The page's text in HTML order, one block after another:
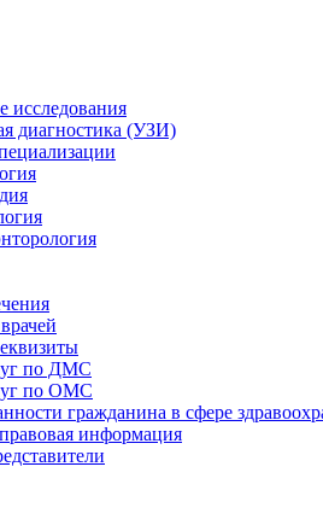
исследования
диагностика (УЗИ)
по ДМС
по ОМС
гражданина в сфере
информация